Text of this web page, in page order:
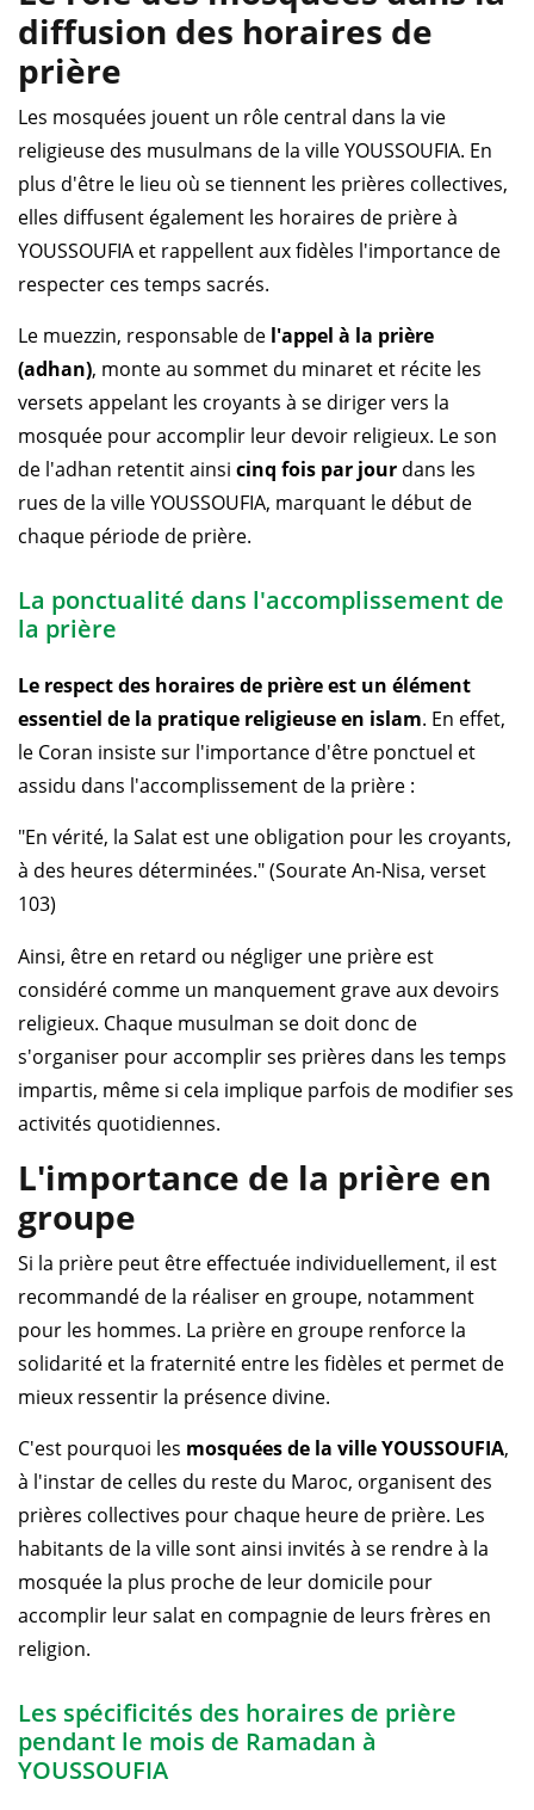
diffusion des horaires de
prière
Les mosquées jouent un rôle central dans la vie
religieuse des musulmans de la ville YOUSSOUFIA. En
plus d'être le lieu où se tiennent les prières collectives,
elles diffusent également les horaires de prière à
YOUSSOUFIA et rappellent aux fidèles l'importance de
respecter ces temps sacrés.
Le muezzin, responsable de l'appel à la prière
(adhan), monte au sommet du minaret et récite les
versets appelant les croyants à se diriger vers la
mosquée pour accomplir leur devoir religieux. Le son
de l'adhan retentit ainsi cinq fois par jour dans les
rues de la ville YOUSSOUFIA, marquant le début de
chaque période de prière.
La ponctualité dans l'accomplissement de
la prière
Le respect des horaires de prière est un élément
essentiel de la pratique religieuse en islam. En effet,
le Coran insiste sur l'importance d'être ponctuel et
assidu dans l'accomplissement de la prière :
"En vérité, la Salat est une obligation pour les croyants,
à des heures déterminées." (Sourate An-Nisa, verset
103)
Ainsi, être en retard ou négliger une prière est
considéré comme un manquement grave aux devoirs
religieux. Chaque musulman se doit donc de
s'organiser pour accomplir ses prières dans les temps
impartis, même si cela implique parfois de modifier ses
activités quotidiennes.
L'importance de la prière en
groupe
Si la prière peut être effectuée individuellement, il est
recommandé de la réaliser en groupe, notamment
pour les hommes. La prière en groupe renforce la
solidarité et la fraternité entre les fidèles et permet de
mieux ressentir la présence divine.
C'est pourquoi les mosquées de la ville YOUSSOUFIA,
à l'instar de celles du reste du Maroc, organisent des
prières collectives pour chaque heure de prière. Les
habitants de la ville sont ainsi invités à se rendre à la
mosquée la plus proche de leur domicile pour
accomplir leur salat en compagnie de leurs frères en
religion.
Les spécificités des horaires de prière
pendant le mois de Ramadan à
YOUSSOUFIA